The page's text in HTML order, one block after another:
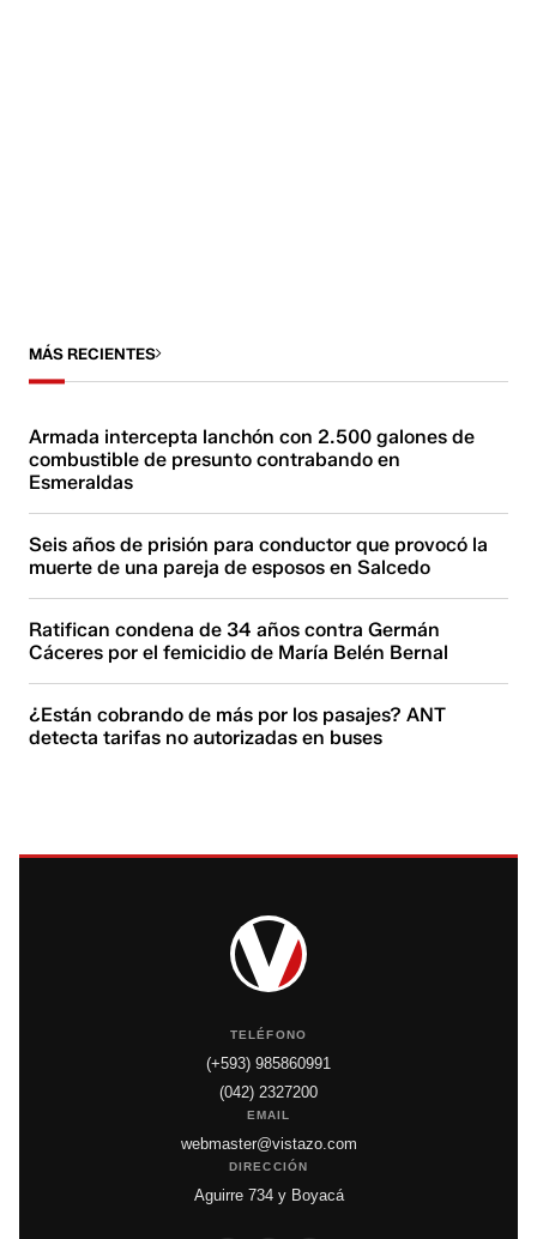
MÁS RECIENTES
Armada intercepta lanchón con 2.500 galones de
combustible de presunto contrabando en
Esmeraldas
Seis años de prisión para conductor que provocó la
muerte de una pareja de esposos en Salcedo
Ratifican condena de 34 años contra Germán
Cáceres por el femicidio de María Belén Bernal
¿Están cobrando de más por los pasajes? ANT
detecta tarifas no autorizadas en buses
TELÉFONO
(+593) 985860991
(042) 2327200
EMAIL
webmaster@vistazo.com
DIRECCIÓN
Aguirre 734 y Boyacá